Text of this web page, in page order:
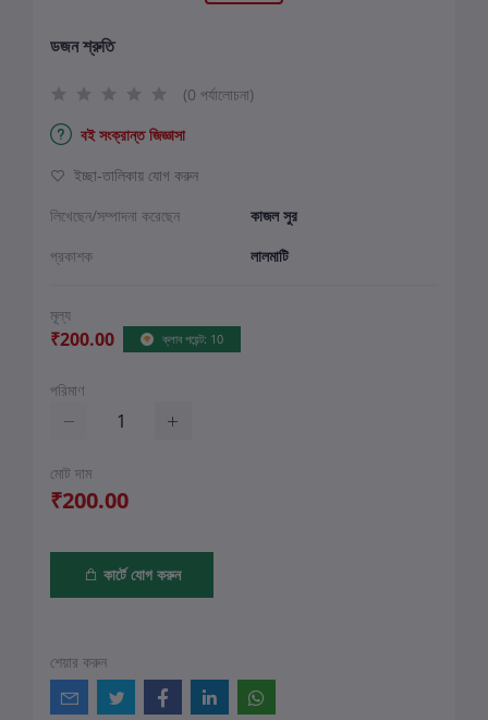
ডজন শ্রুতি
(0 পর্যালোচনা)
বই সংক্রান্ত জিজ্ঞাসা
ইচ্ছা-তালিকায় যোগ করুন
লিখেছেন/সম্পাদনা করেছেন
কাজল সুর
প্রকাশক
লালমাটি
মূল্য
₹200.00 ক্লাব পয়েন্ট: 10
পরিমাণ
মোট দাম
₹200.00
কার্টে যোগ করুন
শেয়ার করুন